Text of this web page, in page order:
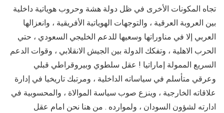
تجاه المكونات الأخرى في ظل دولة هشة وحروب هوياتية داخلية
بين العروبة العرقية ، والتوجهات الهوياتية الأفريقية ، وانعزالها
العربي إلا في مناوراتها وسعيها للدعم الخليجي السعودي ، حتي
الحرب الاهلية ، وتفكك الدولة بين الجيش الانقلابي ، وقوات الدعم
السريع الممولة إماراتيا ! عقل سلطوي وبيروقراطي قبلي
وعرقي متأسلم في سياساته الداخلية ، ومرتبك تاريخيا في إدارة
علاقاته الخارجية ، وينزع صوب سياسة الموالاة ، والمحسوبية في
ادارته لشؤون السودان ، ولموارده . من هنا نحن امام عقل